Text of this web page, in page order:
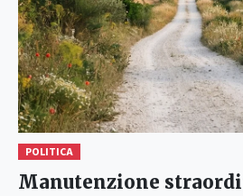
POLITICA
Manutenzione